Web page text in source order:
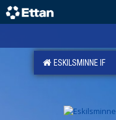
ESKILSMINNE IF